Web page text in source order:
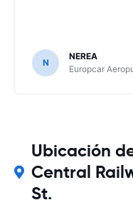
N
NEREA
Europcar
Ubicación
Central
St.